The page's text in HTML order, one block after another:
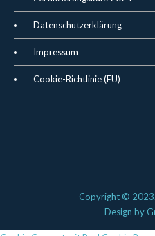
Datenschutzerklärung
Impressum
Cookie-Richtlinie (EU)
Copyright ©
Design by